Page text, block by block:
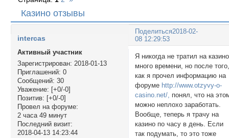
Казино отзывы
Поделиться2018-02-
08 12:29:53
intercas
Активный участник
Зарегистрирован: 2018-01-13
Приглашений: 0
Сообщений: 30
Уважение: [+0/-0]
Позитив: [+0/-0]
Провел на форуме:
2 часа 49 минут
Последний визит:
2018-04-13 14:23:44
Я никогда не тратил на казино
много времени, но после
как я прочел информацию на
форуме http://www.otzyvy-o-
casino.net/, понял, что на
можно неплохо заработать.
Вообще, теперь я трачу на
казино по часу в день. Если
так подумать, то это тоже